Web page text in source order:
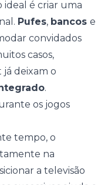
ideal é criar uma
Pufes, bancos e
convidados
casos,
deixam o
.
os jogos
tempo, o
na
a televisão